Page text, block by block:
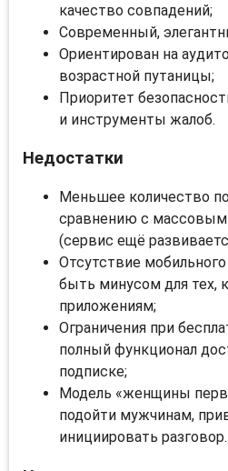
качество совпадений;
Современный,
Ориентирован на
возрастной путаницы;
Приоритет
и инструменты жалоб.
Недостатки
Меньшее количество
сравнению с
(сервис ещё
Отсутствие
быть минусом для тех,
приложениям;
Ограничения при
полный функционал
подписке;
Модель «женщины
подойти мужчинам,
инициировать разговор.